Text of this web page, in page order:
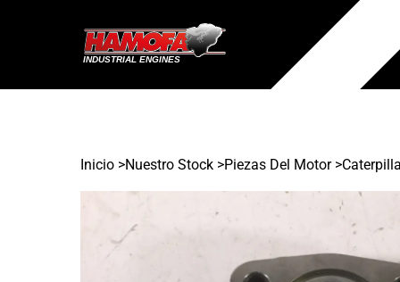
Inicio >Nuestro Stock >Piezas Del Motor >